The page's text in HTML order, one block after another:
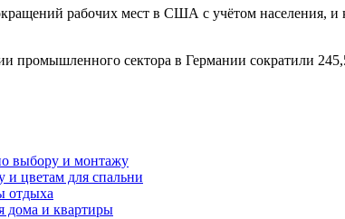
рабочих мест в США с учётом населения, и
промышленного сектора в Германии сократили
выбору и монтажу
и цветам для спальни
отдыха
дома и квартиры